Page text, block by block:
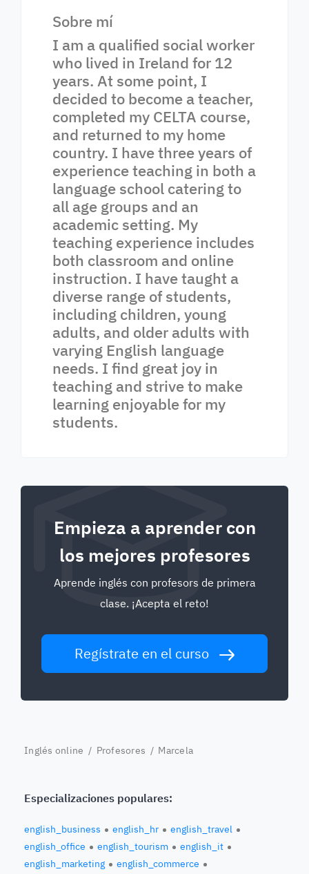
Sobre mí
I am a qualified social worker
who lived in Ireland for 12
years. At some point, I
decided to become a teacher,
completed my CELTA course,
and returned to my home
country. I have three years of
experience teaching in both a
language school catering to
all age groups and an
academic setting. My
teaching experience includes
both classroom and online
instruction. I have taught a
diverse range of students,
including children, young
adults, and older adults with
varying English language
needs. I find great joy in
teaching and strive to make
learning enjoyable for my
students.
Empieza a aprender con
los mejores profesores
Aprende inglés con profesors de primera
clase. ¡Acepta el reto!
Regístrate en el curso
Inglés online / Profesores / Marcela
Especializaciones populares:
english_business english_hr
english_travel
english_office
english_tourism
english_it
english_marketing
english_commerce